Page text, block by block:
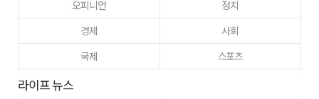
오피니언
정치
경제
사회
국제
스포츠
라이프 뉴스